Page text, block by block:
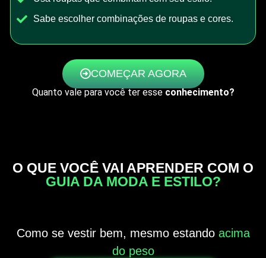
Sabe escolher combinações de roupas e cores.
COMEÇAR AGORA
Quanto vale para você ter esseconhecimento?
O QUE VOCÊ VAI APRENDER COM O
GUIA DA MODA E ESTILO?
Como se vestir bem, mesmo estando acima
do peso